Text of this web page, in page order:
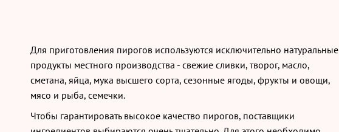
Для приготовления пирогов используются исключительно натуральные
продукты местного производства - свежие сливки, творог, масло,
сметана, яйца, мука высшего сорта, сезонные ягоды, фрукты и овощи,
мясо и рыба, семечки.
Чтобы гарантировать высокое качество пирогов, поставщики